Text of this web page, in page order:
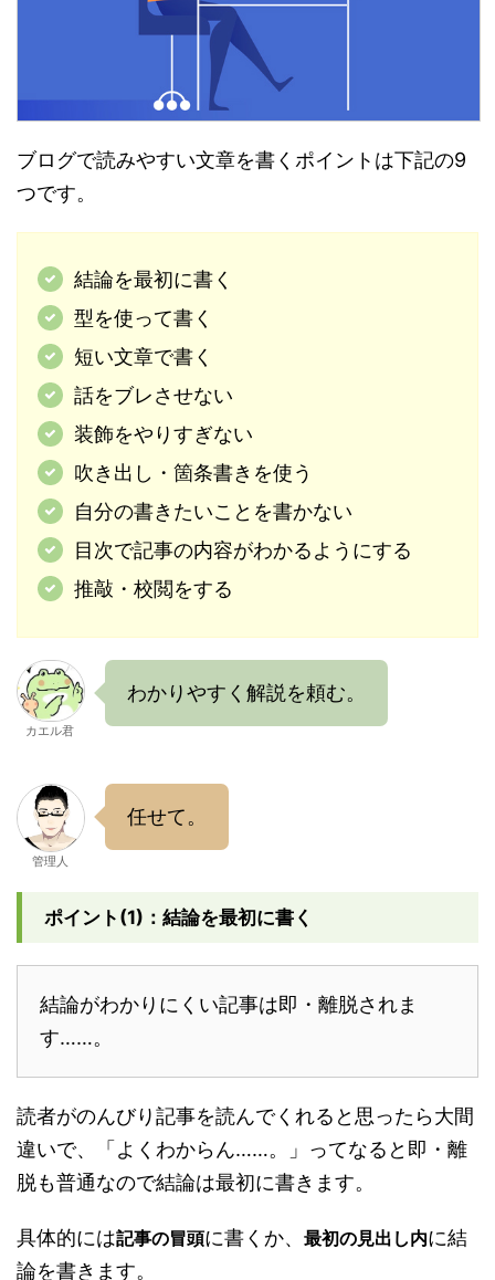
ブログで読みやすい文章を書くポイントは下記の9
つです。
結論を最初に書く
型を使って書く
短い文章で書く
話をブレさせない
装飾をやりすぎない
吹き出し・箇条書きを使う
自分の書きたいことを書かない
目次で記事の内容がわかるようにする
推敲・校閲をする
カエル君
わかりやすく解説を頼む。
管理人
任せて。
ポイント(1)：結論を最初に書く
結論がわかりにくい記事は即・離脱されま
す……。
読者がのんびり記事を読んでくれると思ったら大間
違いで、「よくわからん……。」ってなると即・離
脱も普通なので結論は最初に書きます。
具体的には記事の冒頭に書くか、 最初の見出し内に結
論を書きます。